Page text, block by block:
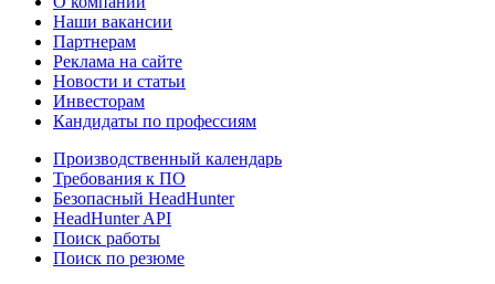
Наши вакансии
Партнерам
Реклама на сайте
Новости и статьи
Инвесторам
Кандидаты по профессиям
Производственный календарь
Требования к ПО
Безопасный HeadHunter
HeadHunter API
Поиск работы
Поиск по резюме